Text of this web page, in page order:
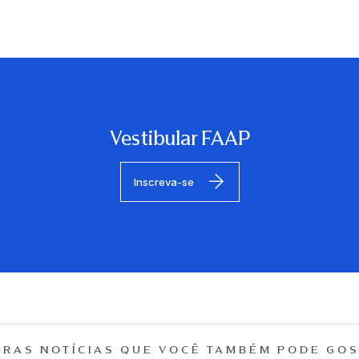
Vestibular FAAP
Inscreva-se
NOTÍCIAS QUE VOCÊ TAMBÉM PODE